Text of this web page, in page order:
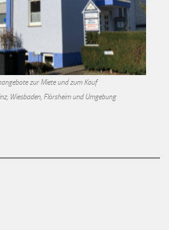
zur Miete und zum Kauf
Wiesbaden, Flörsheim und Umgebung